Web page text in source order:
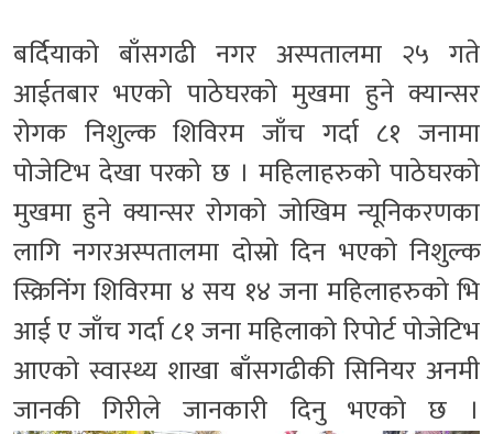
बर्दियाको बाँसगढी नगर अस्पतालमा २५ गते
आईतबार भएको पाठेघरको मुखमा हुने क्यान्सर
रोगक निशुल्क शिविरम जाँच गर्दा ८१ जनामा
पोजेटिभ देखा परको छ । महिलाहरुको पाठेघरको
मुखमा हुने क्यान्सर रोगको जोखिम न्यूनिकरणका
लागि नगरअस्पतालमा दोस्रो दिन भएको निशुल्क
स्क्रिनिंग शिविरमा ४ सय १४ जना महिलाहरुको भि
आई ए जाँच गर्दा ८१ जना महिलाको रिपोर्ट पोजेटिभ
आएको स्वास्थ्य शाखा बाँसगढीकी सिनियर अनमी
जानकी गिरीले जानकारी दिनु भएको छ ।